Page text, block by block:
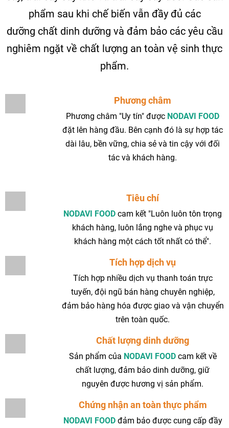
phẩm sau khi chế biến vẫn đầy đủ các
dưỡng chất dinh dưỡng và đảm bảo các yêu cầu
nghiêm ngặt về chất lượng an toàn vệ sinh thực
phẩm.
Phương châm
Phương châm "Uy tín" được NODAVI FOOD
đặt lên hàng đầu. Bên cạnh đó là sự hợp tác
dài lâu, bền vững, chia sẻ và tin cậy với đối
tác và khách hàng.
Tiêu chí
NODAVI FOODcam kết "Luôn luôn tôn trọng
khách hàng, luôn lắng nghe và phục vụ
khách hàng một cách tốt nhất có thể".
Tích hợp dịch vụ
Tích hợp nhiều dịch vụ thanh toán trực
tuyến, đội ngũ bán hàng chuyên nghiệp,
đảm bảo hàng hóa được giao và vận chuyển
trên toàn quốc.
Chất lượng dinh dưỡng
Sản phẩm của NODAVI FOODcam kết về
chất lượng, đảm bảo dinh dưỡng, giữ
nguyên được hương vị sản phẩm.
Chứng nhận an toàn thực phẩm
NODAVI FOOD đảm bảo được cung cấp đầy